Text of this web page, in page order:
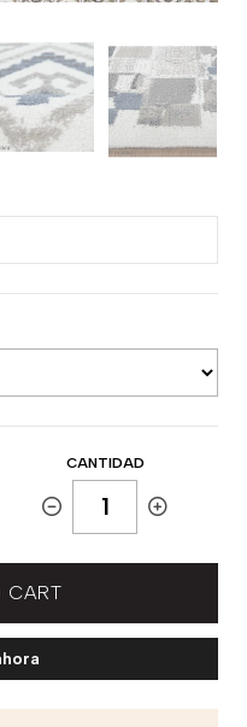
CANTIDAD
CART